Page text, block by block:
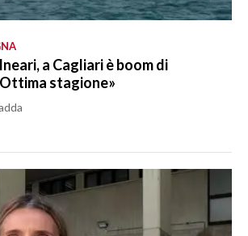
a Cagliari è boom di
stagione»